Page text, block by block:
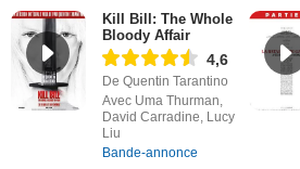
Kill Bill: The Whole
Bloody Affair
4,6
De Quentin Tarantino
Avec Uma Thurman,
David Carradine, Lucy
Liu
Bande-annonce